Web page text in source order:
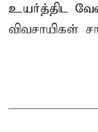
உயர்த்திட
விவசாயிகள்